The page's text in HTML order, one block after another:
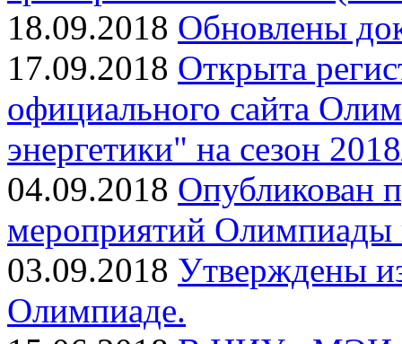
18.09.2018 Обновлены
17.09.2018 Открыта
официального сайта
энергетики" на сезон
04.09.2018 Опубликован
мероприятий Олимпиады
03.09.2018 Утверждены
Олимпиаде.